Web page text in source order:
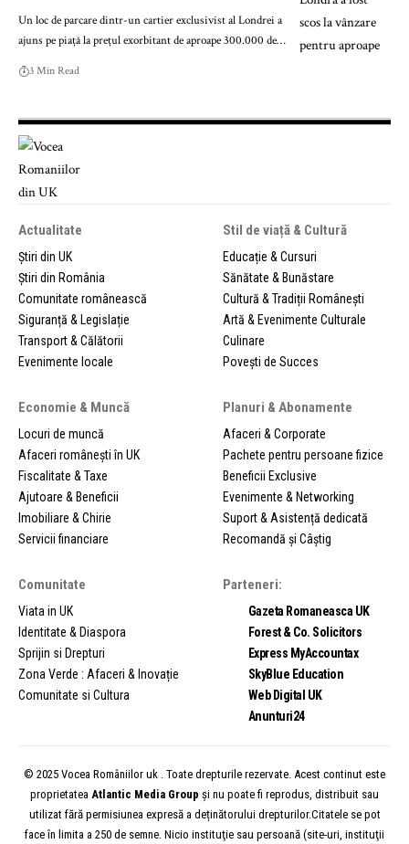
Un loc de parcare dintr-un cartier exclusivist al Londrei a
ajuns pe piață la prețul exorbitant de aproape 300.000 de…
3 Min Read
Actualitate
Știri din UK
Știri din România
Comunitate românească
Siguranță & Legislație
Transport & Călătorii
Evenimente locale
Stil de viață & Cultură
Educație & Cursuri
Sănătate & Bunăstare
Cultură & Tradiții Românești
Artă & Evenimente Culturale
Culinare
Povești de Succes
Economie & Muncă
Locuri de muncă
Afaceri românești în UK
Fiscalitate & Taxe
Ajutoare & Beneficii
Imobiliare & Chirie
Servicii financiare
Planuri & Abonamente
Afaceri & Corporate
Pachete pentru persoane fizice
Beneficii Exclusive
Evenimente & Networking
Suport & Asistență dedicată
Recomandă și Câștig
Comunitate
Viata in UK
Identitate & Diaspora
Sprijin si Drepturi
Zona Verde : Afaceri & Inovație
Comunitate si Cultura
Parteneri:
Gazeta Romaneasca UK
Forest & Co. Solicitors
Express MyAccountax
SkyBlue Education
Web Digital UK
Anunturi24
© 2025 Vocea Româniilor uk . Toate drepturile rezervate. Acest continut este
proprietatea Atlantic Media Group și nu poate fi reprodus, distribuit sau
utilizat fără permisiunea expresă a deținătorului drepturilor.Citatele se pot
face în limita a 250 de semne. Nicio instituţie sau persoană (site-uri, instituţii